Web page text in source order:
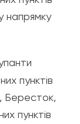
напрямку
пунктів
Бересток,
пунктів